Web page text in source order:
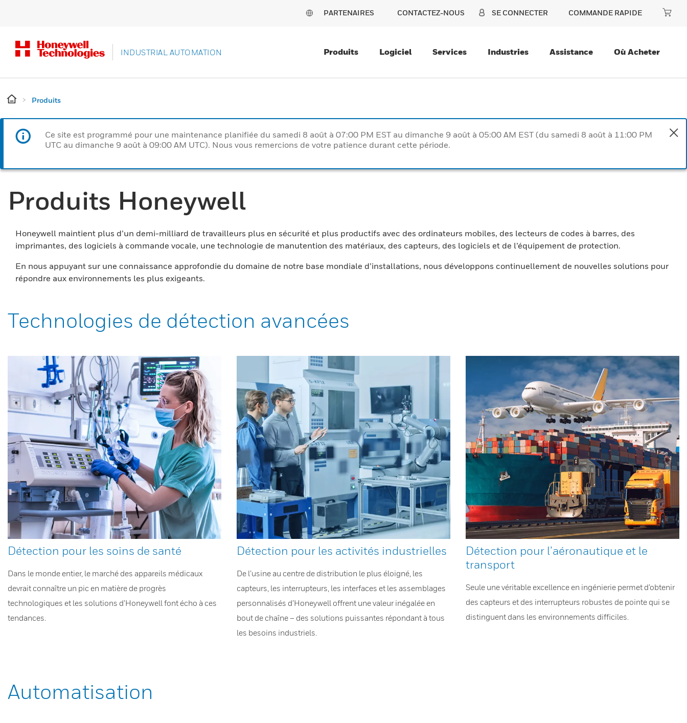
PARTENAIRES CONTACTEZ-NOUS SE CONNECTER COMMANDE RAPIDE
INDUSTRIAL AUTOMATION Produits Logiciel Services Industries Assistance Où Acheter
Produits
Ce site est programmé pour une maintenance planifiée du samedi 8 août à 07:00 PM EST au dimanche 9 août à 05:00 AM EST (du samedi 8 août à 11:00 PM
UTC au dimanche 9 août à 09:00 AM UTC). Nous vous remercions de votre patience durant cette période.
Produits Honeywell
Honeywell maintient plus d’un demi-milliard de travailleurs plus en sécurité et plus productifs avec des ordinateurs mobiles, des lecteurs de codes à barres, des
imprimantes, des logiciels à commande vocale, une technologie de manutention des matériaux, des capteurs, des logiciels et de l’équipement de protection.
En nous appuyant sur une connaissance approfondie du domaine de notre base mondiale d’installations, nous développons continuellement de nouvelles solutions pour
répondre aux environnements les plus exigeants.
Technologies de détection avancées
Détection pour les soins de santé
Dans le monde entier, le marché des appareils médicaux
devrait connaître un pic en matière de progrès
technologiques et les solutions d’Honeywell font écho à ces
tendances.
Détection pour les activités industrielles
De l’usine au centre de distribution le plus éloigné, les
capteurs, les interrupteurs, les interfaces et les assemblages
personnalisés d’Honeywell offrent une valeur inégalée en
bout de chaîne – des solutions puissantes répondant à tous
les besoins industriels.
Détection pour l’aéronautique et le
transport
Seule une véritable excellence en ingénierie permet d’obtenir
des capteurs et des interrupteurs robustes de pointe qui se
distinguent dans les environnements difficiles.
Automatisation